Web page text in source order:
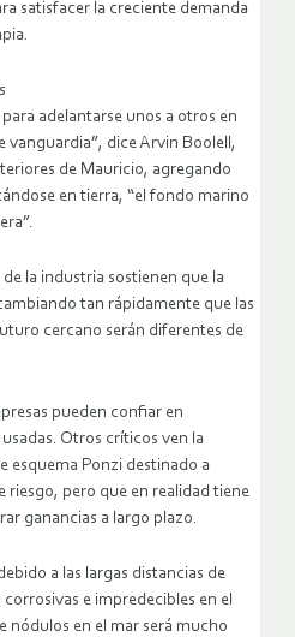
satisfacer la creciente demanda
adelantarse unos a otros en
vanguardia”, dice Arvin Boolell,
de Mauricio, agregando
en tierra, “el fondo marino
la industria sostienen que la
tan rápidamente que las
cercano serán diferentes de
pueden confiar en
Otros críticos ven la
esquema Ponzi destinado a
riesgo, pero que en realidad tiene
ganancias a largo plazo.
a las largas distancias de
e impredecibles en el
nódulos en el mar será mucho